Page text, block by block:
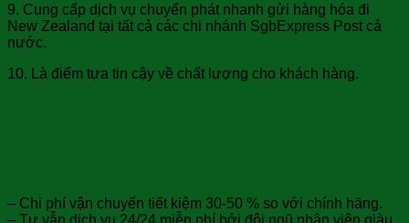
9. Cung cấp dịch vụ chuyển phát nhanh gửi hàng hóa đi
New Zealand tại tất cả các chi nhánh SgbExpress Post cả
nước.
10. Là điểm tựa tin cậy về chất lượng cho khách hàng.
– Chi phí vận chuyển tiết kiệm 30-50 % so với chính hãng.
– Tư vẫn dịch vụ 24/24 miễn phí bởi đội ngũ nhân viên giàu